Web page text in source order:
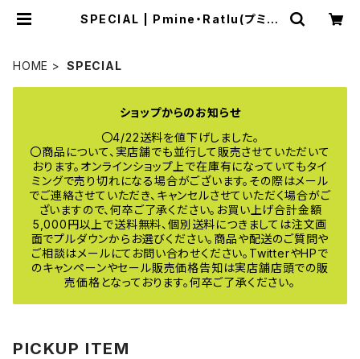
SPECIAL | Pmine・Ratlu(プミー
HOME SPECIAL
ショップからのお知らせ
〇4/22送料を値下げしました。
〇商品について、実店舗でも並行して販売させていただいて
おります。オンラインショップ上で在庫有になっていてもタイ
ミングで売り切れになる場合がございます。その際はメール
でご連絡させていただき、キャンセルさせていただく場合がご
ざいますので、何卒ご了承ください。お買い上げ合計金額
5,000円以上で送料無料、個別送料につきましては注文画
面でプルダウンからお選びください。商品や配送のご質問や
ご相談はメールにてお問い合わせください。TwitterやHPで
のキャンペーンやセール販売価格告知は実店舗店頭での販
売価格となっております。何卒ご了承ください。
PICKUP ITEM